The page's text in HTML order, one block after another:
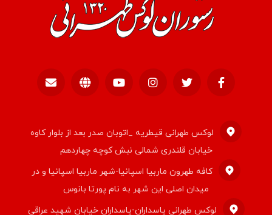
لوکس طهرانی قیطریه _اتوبان صدر بعد از بلوار کاوه
خیابان قلندری شمالی نبش کوچه چهاردهم
کافه طهرون ماربیا اسپانیا-شهر ماربیا اسپانیا و در
میدان اصلی این شهر به نام پورتا بانوس
لوکس طهرانی پاسداران-پاسداران خیابان شهید عراقی